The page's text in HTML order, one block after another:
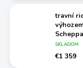
travní
+ olej +
SKLADOM
€1 359